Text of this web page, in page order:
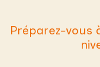
Préparez-vous